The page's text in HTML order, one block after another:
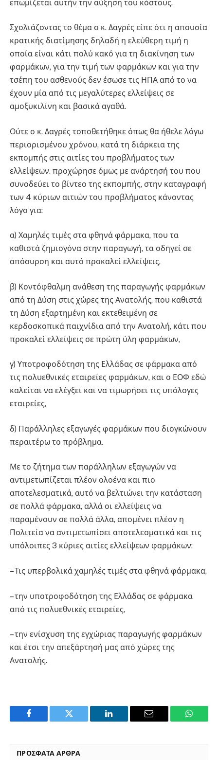
επωμίζεται αυτήν την αύξηση του κόστους.
Σχολιάζοντας το θέμα ο κ. Δαγρές είπε ότι η απουσία
κρατικής διατίμησης δηλαδή η ελεύθερη τιμή η
οποία είναι κάτι πολύ κακό για τη διακίνηση των
φαρμάκων, για την τιμή των φαρμάκων και για την
τσέπη του ασθενούς δεν έσωσε τις ΗΠΑ από το να
έχουν μία από τις μεγαλύτερες ελλείψεις σε
αμοξυκιλίνη και βασικά αγαθά.
Ούτε ο κ. Δαγρές τοποθετήθηκε όπως θα ήθελε λόγω
περιορισμένου χρόνου, κατά τη διάρκεια της
εκπομπής στις αιτίες του προβλήματος των
ελλείψεων. προχώρησε όμως με ανάρτησή του που
συνοδεύει το βίντεο της εκπομπής, στην καταγραφή
των 4 κύριων αιτιών του προβλήματος κάνοντας
λόγο για:
α) Χαμηλές τιμές στα φθηνά φάρμακα, που τα
καθιστά ζημιογόνα στην παραγωγή, τα οδηγεί σε
απόσυρση και αυτό προκαλεί ελλείψεις,
β) Κοντόφθαλμη ανάθεση της παραγωγής φαρμάκων
από τη Δύση στις χώρες της Ανατολής, που καθιστά
τη Δύση εξαρτημένη και εκτεθειμένη σε
κερδοσκοπικά παιχνίδια από την Ανατολή, κάτι που
προκαλεί ελλείψεις σε πρώτη ύλη φαρμάκων,
γ) Υποτροφοδότηση της Ελλάδας σε φάρμακα από
τις πολυεθνικές εταιρείες φαρμάκων, και ο ΕΟΦ εδώ
καλείται να ελέγξει και να τιμωρήσει τις υπόλογες
εταιρείες,
δ) Παράλληλες εξαγωγές φαρμάκων που διογκώνουν
περαιτέρω το πρόβλημα.
Με το ζήτημα των παράλληλων εξαγωγών να
αντιμετωπίζεται πλέον ολοένα και πιο
αποτελεσματικά, αυτό να βελτιώνει την κατάσταση
σε πολλά φάρμακα, αλλά οι ελλείψεις να
παραμένουν σε πολλά άλλα, απομένει πλέον η
Πολιτεία να αντιμετωπίσει αποτελεσματικά και τις
υπόλοιπες 3 κύριες αιτίες ελλείψεων φαρμάκων:
– Τις υπερβολικά χαμηλές τιμές στα φθηνά φάρμακα,
– την υποτροφοδότηση της Ελλάδας σε φάρμακα
από τις πολυεθνικές εταιρείες,
– την ενίσχυση της εγχώριας παραγωγής φαρμάκων
και έτσι την απεξάρτησή μας από χώρες της
Ανατολής.
Facebook Twitter LinkedIn Email
ΠΡΟΣΦΑΤΑ ΑΡΘΡΑ